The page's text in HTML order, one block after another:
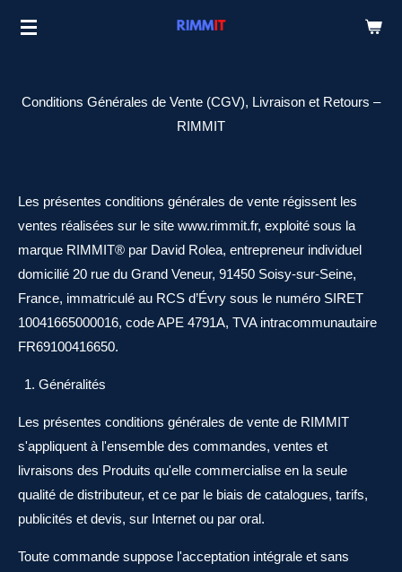
Passer
Conditions Générales de Vente (CGV), Livraison et Retours –
RIMMIT
Les présentes conditions générales de vente régissent les
ventes réalisées sur le site www.rimmit.fr, exploité sous la
marque RIMMIT® par David Rolea, entrepreneur individuel
domicilié 20 rue du Grand Veneur, 91450 Soisy-sur-Seine,
France, immatriculé au RCS d’Évry sous le numéro SIRET
10041665000016, code APE 4791A, TVA intracommunautaire
FR69100416650.
Généralités
Les présentes conditions générales de vente de RIMMIT
s'appliquent à l'ensemble des commandes, ventes et
livraisons des Produits qu'elle commercialise en la seule
qualité de distributeur, et ce par le biais de catalogues, tarifs,
publicités et devis, sur Internet ou par oral.
Toute commande suppose l'acceptation intégrale et sans